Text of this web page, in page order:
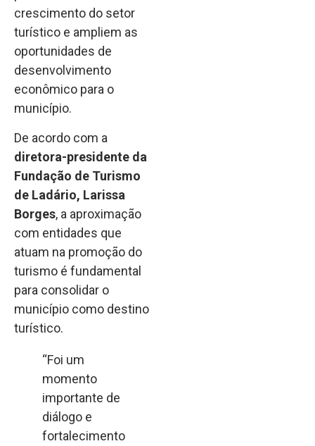
crescimento do setor
turístico e ampliem as
oportunidades de
desenvolvimento
econômico para o
município.
De acordo com a
diretora-presidente da
Fundação de Turismo
de Ladário, Larissa
Borges, a aproximação
com entidades que
atuam na promoção do
turismo é fundamental
para consolidar o
município como destino
turístico.
“Foi um
momento
importante de
diálogo e
fortalecimento